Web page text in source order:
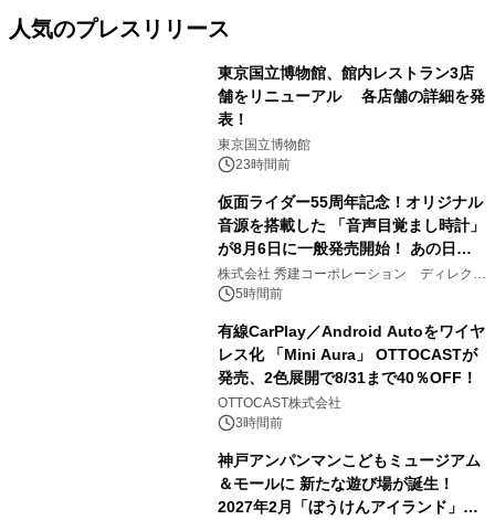
人気のプレスリリース
東京国立博物館、館内レストラン3店
舗をリニューアル 各店舗の詳細を発
表！
東京国立博物館
23時間前
仮面ライダー55周年記念！オリジナル
音源を搭載した 「音声目覚まし時計」
が8月6日に一般発売開始！ あの日の
大興奮が今甦る
株式会社 秀建コーポレーション ディレクト
アートギャラリー
5時間前
有線CarPlay／Android Autoをワイヤ
レス化 「Mini Aura」 OTTOCASTが
発売、2色展開で8/31まで40％OFF！
OTTOCAST株式会社
3時間前
神戸アンパンマンこどもミュージアム
＆モールに 新たな遊び場が誕生！
2027年2月「ぼうけんアイランド」が